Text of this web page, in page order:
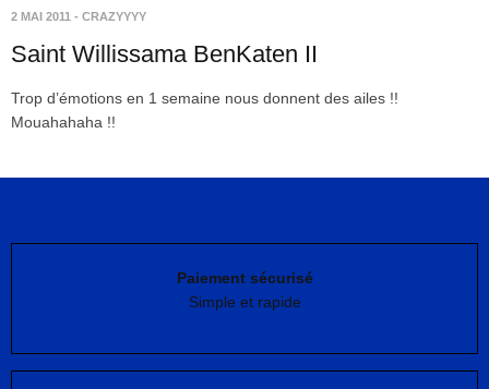
2 MAI 2011 - CRAZYYYY
Saint Willissama BenKaten II
Trop d’émotions en 1 semaine nous donnent des ailes !!
Mouahahaha !!
Paiement sécurisé
Simple et rapide